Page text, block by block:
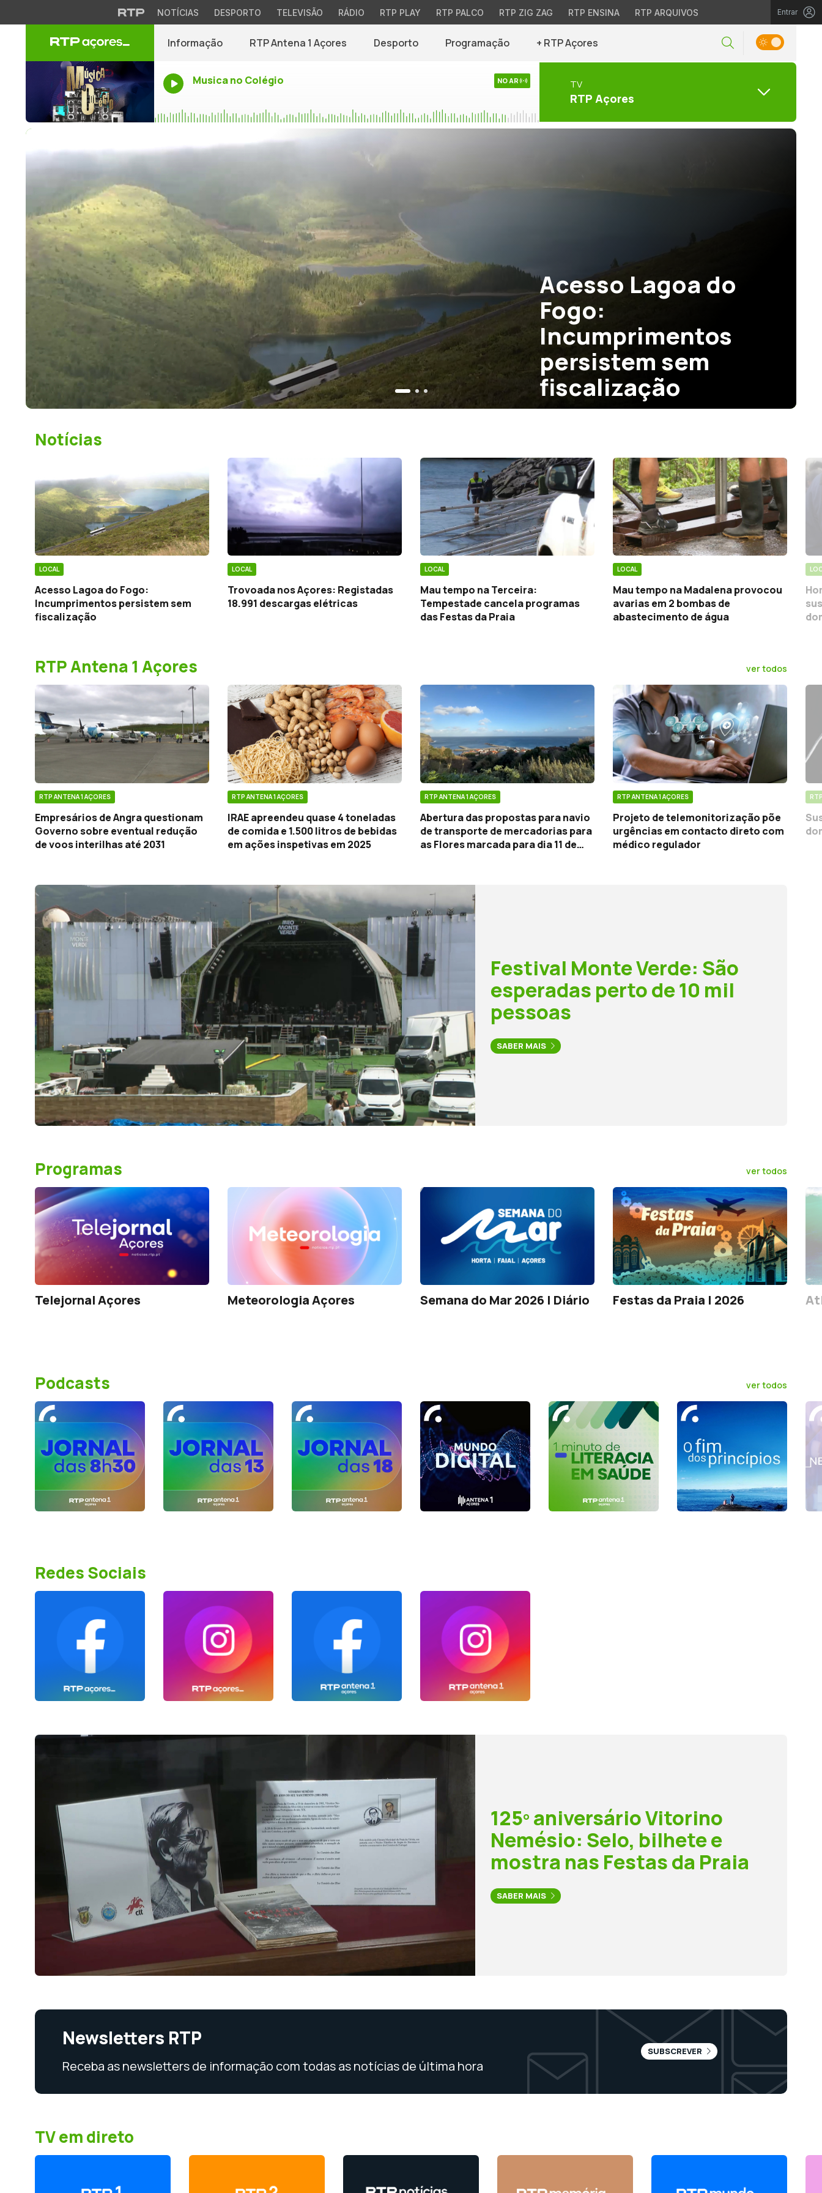
NOTÍCIAS DESPORTO TELEVISÃO RÁDIO RTP PLAY RTP PALCO RTP ZIG ZAG RTP ENSINA RTP ARQUIVOS Entrar
Informação RTP Antena 1 Açores Desporto Programação + RTP Açores
Musica no Colégio NO AR TV
RTP Açores
Acesso Lagoa do
Fogo:
Incumprimentos
persistem sem
fiscalização
Notícias
LOCAL
Acesso Lagoa do Fogo:
Incumprimentos persistem sem
fiscalização
LOCAL
Trovoada nos Açores: Registadas
18.991 descargas elétricas
LOCAL
Mau tempo na Terceira:
Tempestade cancela programas
das Festas da Praia
LOCAL
Mau tempo na Madalena provocou
avarias em 2 bombas de
abastecimento de água
RTP Antena 1 Açores ver todos
RTP ANTENA 1 AÇORES
Empresários de Angra questionam
Governo sobre eventual redução
de voos interilhas até 2031
RTP ANTENA 1 AÇORES
IRAE apreendeu quase 4 toneladas
de comida e 1.500 litros de bebidas
em ações inspetivas em 2025
RTP ANTENA 1 AÇORES
Abertura das propostas para navio
de transporte de mercadorias para
as Flores marcada para dia 11 de
RTP ANTENA 1 AÇORES
Projeto de telemonitorização põe
urgências em contacto direto com
médico regulador
Festival Monte Verde: São
esperadas perto de 10 mil
pessoas
SABER MAIS
Programas ver todos
Telejornal Açores Meteorologia Açores Semana do Mar 2026 | Diário Festas da Praia | 2026
Podcasts ver todos
Redes Sociais
125º aniversário Vitorino
Nemésio: Selo, bilhete e
mostra nas Festas da Praia
SABER MAIS
Newsletters RTP
Receba as newsletters de informação com todas as notícias de última hora
SUBSCREVER
TV em direto